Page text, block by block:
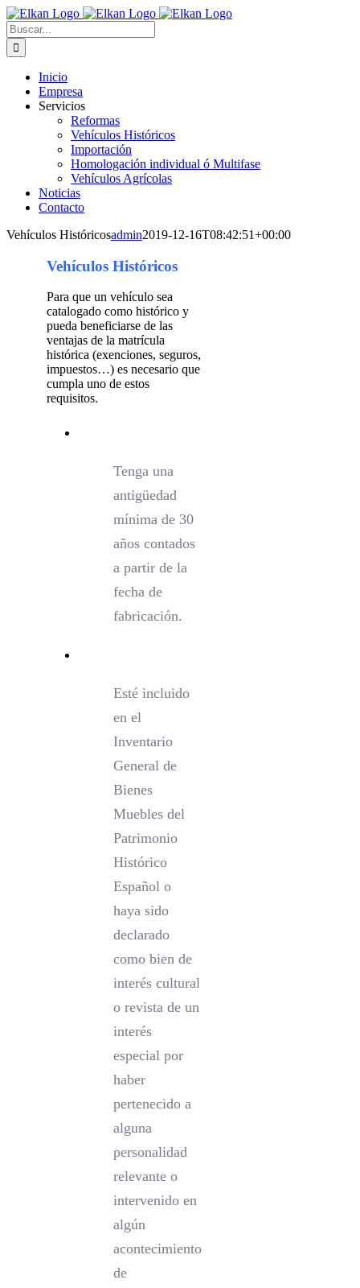
Saltar
al
contenido
Buscar:
Inicio
Empresa
Servicios
Reformas
Vehículos Históricos
Importación
Homologación individual ó Multifase
Vehículos Agrícolas
Noticias
Contacto
Vehículos Históricosadmin2019-12-16T08:42:51+00:00
Vehículos Históricos
Para que un vehículo sea
catalogado como histórico y
pueda beneficiarse de las
ventajas de la matrícula
histórica (exenciones, seguros,
impuestos…) es necesario que
cumpla uno de estos
requisitos.
Tenga una
antigüedad
mínima de 30
años contados
a partir de la
fecha de
fabricación.
Esté incluido
en el
Inventario
General de
Bienes
Muebles del
Patrimonio
Histórico
Español o
haya sido
declarado
como bien de
interés cultural
o revista de un
interés
especial por
haber
pertenecido a
alguna
personalidad
relevante o
intervenido en
algún
acontecimiento
de